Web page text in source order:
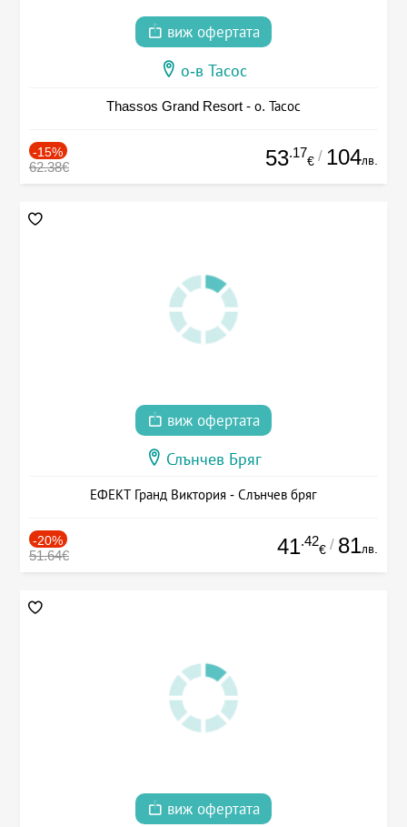
виж офертата
о-в Тасос
Thassos Grand Resort - о. Тасос
-15%
62.38€ 53.17
€ / 104лв.
виж офертата
Слънчев Бряг
ЕФЕКТ Гранд Виктория - Слънчев бряг
-20%
51.64€ 41.42
€ / 81лв.
виж офертата